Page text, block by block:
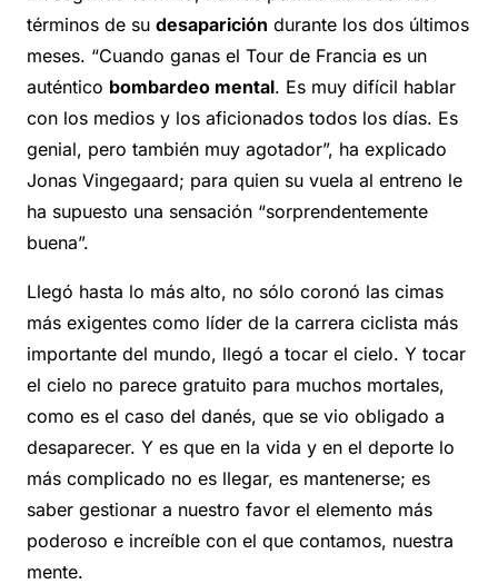
términos de su desaparición durante los dos últimos
meses. “Cuando ganas el Tour de Francia es un
auténtico bombardeo mental. Es muy difícil hablar
con los medios y los aficionados todos los días. Es
genial, pero también muy agotador”, ha explicado
Jonas Vingegaard; para quien su vuela al entreno le
ha supuesto una sensación “sorprendentemente
buena”.
Llegó hasta lo más alto, no sólo coronó las cimas
más exigentes como líder de la carrera ciclista más
importante del mundo, llegó a tocar el cielo. Y tocar
el cielo no parece gratuito para muchos mortales,
como es el caso del danés, que se vio obligado a
desaparecer. Y es que en la vida y en el deporte lo
más complicado no es llegar, es mantenerse; es
saber gestionar a nuestro favor el elemento más
poderoso e increíble con el que contamos, nuestra
mente.